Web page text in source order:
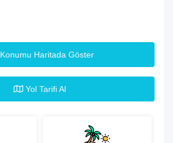
Konumu Haritada Göster
Yol Tarifi Al